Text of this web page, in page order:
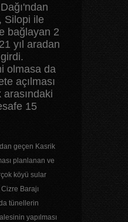
Silopi ile
bağlayan 2
yıl aradan
olmasa da
açılması
arasındaki
15
geçen Kasrik
planlanan ve
köyü sular
Barajı
tünellerin
yapılması